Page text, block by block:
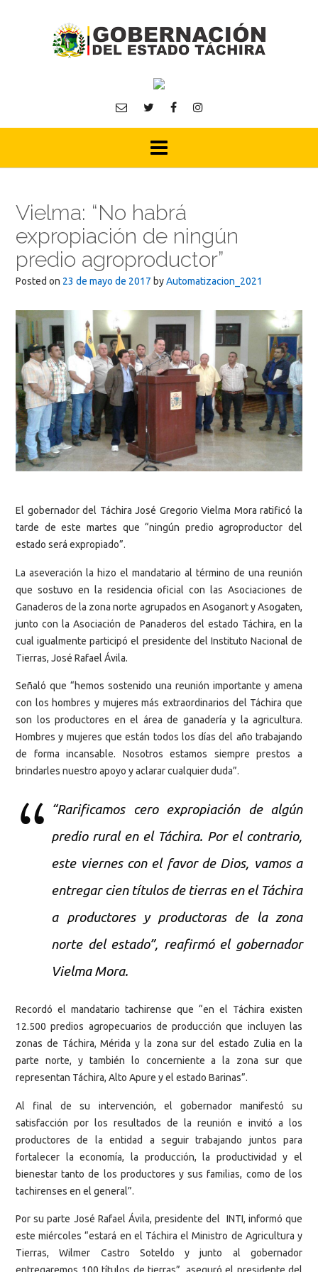
Vielma: “No habrá
expropiación de ningún
predio agroproductor”
Posted on 23 de mayo de 2017 byAutomatizacion_2021
El gobernador del Táchira José Gregorio Vielma Mora ratificó la
tarde de este martes que “ningún predio agroproductor del
estado será expropiado”.
La aseveración la hizo el mandatario al término de una reunión
que sostuvo en la residencia oficial con las Asociaciones de
Ganaderos de la zona norte agrupados en Asoganort y Asogaten,
junto con la Asociación de Panaderos del estado Táchira, en la
cual igualmente participó el presidente del Instituto Nacional de
Tierras, José Rafael Ávila.
Señaló que “hemos sostenido una reunión importante y amena
con los hombres y mujeres más extraordinarios del Táchira que
son los productores en el área de ganadería y la agricultura.
Hombres y mujeres que están todos los días del año trabajando
de forma incansable. Nosotros estamos siempre prestos a
brindarles nuestro apoyo y aclarar cualquier duda”.
“Rarificamos cero expropiación de algún
predio rural en el Táchira. Por el contrario,
este viernes con el favor de Dios, vamos a
entregar cien títulos de tierras en el Táchira
a productores y productoras de la zona
norte del estado”, reafirmó el gobernador
Vielma Mora.
Recordó el mandatario tachirense que “en el Táchira existen
12.500 predios agropecuarios de producción que incluyen las
zonas de Táchira, Mérida y la zona sur del estado Zulia en la
parte norte, y también lo concerniente a la zona sur que
representan Táchira, Alto Apure y el estado Barinas”.
Al final de su intervención, el gobernador manifestó su
satisfacción por los resultados de la reunión e invitó a los
productores de la entidad a seguir trabajando juntos para
fortalecer la economía, la producción, la productividad y el
bienestar tanto de los productores y sus familias, como de los
tachirenses en el general”.
Por su parte José Rafael Ávila, presidente del INTI, informó que
este miércoles “estará en el Táchira el Ministro de Agricultura y
Tierras, Wilmer Castro Soteldo y junto al gobernador